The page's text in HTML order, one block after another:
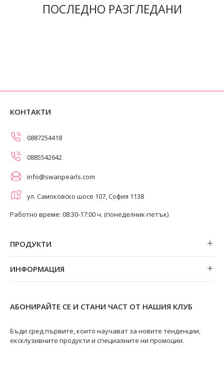
ПОСЛЕДНО РАЗГЛЕДАНИ
КОНТАКТИ
0887254418
0885542642
info@swanpearls.com
ул. Самоковско шосе 107, София 1138
Работно време: 08:30-17:00 ч. (понеделник-петък)
ПРОДУКТИ
Гривни
ИНФОРМАЦИЯ
Магазини
Ремонт на бижута
Видове перли
АБОНИРАЙТЕ СЕ И СТАНИ ЧАСТ ОТ НАШИЯ КЛУБ
Бъди сред първите, които научават за новите тенденции,
ексклузивните продукти и специалните ни промоции.